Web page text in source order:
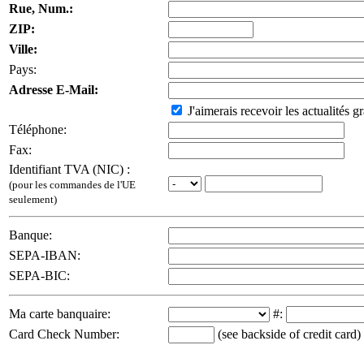
Rue, Num.:
ZIP:
Ville:
Pays:
Adresse E-Mail:
J'aimerais recevoir les actualités
Téléphone:
Fax:
Identifiant TVA (NIC) :
(pour les commandes de l'UE
seulement)
Banque:
SEPA-IBAN:
SEPA-BIC:
Ma carte banquaire:
#:
Card Check Number:
(see backside of credit card)